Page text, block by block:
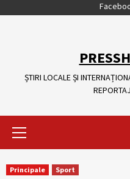
ȘTIRI LOCALE ȘI
Principale Sport